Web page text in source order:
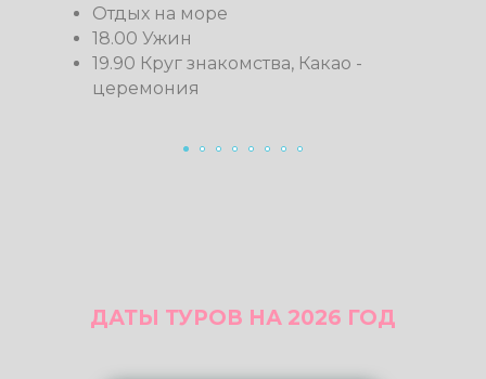
Прогулка, свободное время
14.00 Обед
Саморефлексия, формирование
санкальпы